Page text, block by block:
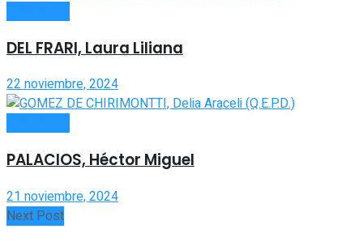
DEL FRARI, Laura Liliana
22 noviembre, 2024
PALACIOS, Héctor Miguel
21 noviembre, 2024
Next Post